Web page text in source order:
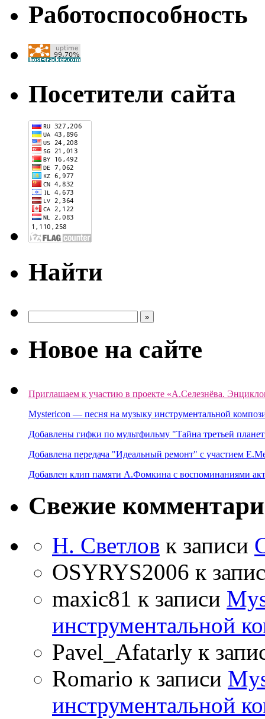
Работоспособность
Посетители сайта
Найти
Новое на сайте
Приглашаем к участию в проекте «А.Селезнёва.
Mystericon — песня на музыку инструментальной
Добавлены гифки по мультфильму "Тайна третьей
Добавлена передача "Идеальный ремонт" с участием
Добавлен клип памяти А.Фомкина с воспоминаниями
Свежие
Н. Светлов к записи
OSYRYS2006 к
maxic81 к записи
инструментальной
Pavel_Afatarly к
Romario к записи
инструментальной